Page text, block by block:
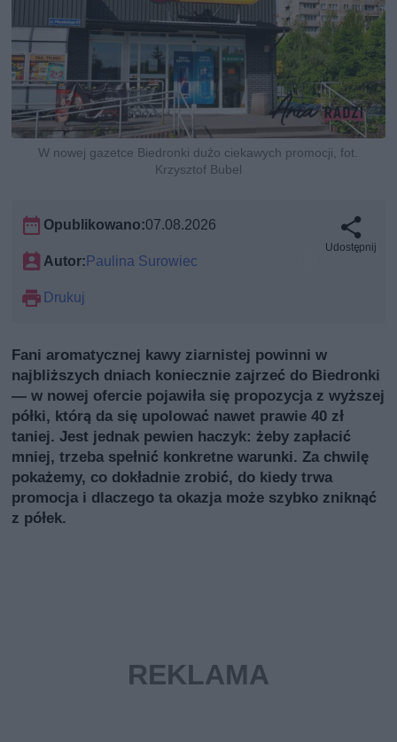
W nowej gazetce Biedronki dużo ciekawych promocji, fot.
Krzysztof Bubel
Opublikowano:07.08.2026
Autor:Paulina Surowiec
Drukuj
Udostępnij
Fani aromatycznej kawy ziarnistej powinni w
najbliższych dniach koniecznie zajrzeć do Biedronki
— w nowej ofercie pojawiła się propozycja z wyższej
półki, którą da się upolować nawet prawie 40 zł
taniej. Jest jednak pewien haczyk: żeby zapłacić
mniej, trzeba spełnić konkretne warunki. Za chwilę
pokażemy, co dokładnie zrobić, do kiedy trwa
promocja i dlaczego ta okazja może szybko zniknąć
z półek.